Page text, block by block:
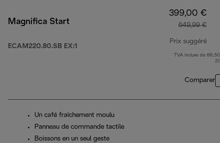
Magnifica Start
ECAM220.80.SB EX:1
399,00 €
649,99 €
Prix suggéré
TVA incluse de
Comparer
Un café fraîchement moulu
Panneau de commande tactile
Boissons en un seul geste